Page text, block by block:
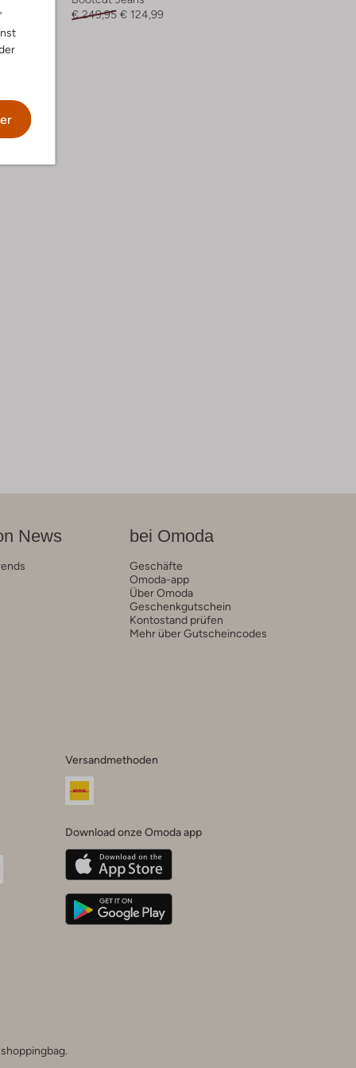
€ 249,95 € 124,99
News bei Omoda
Geschäfte
Omoda-app
Über Omoda
Geschenkgutschein
Kontostand prüfen
Mehr über Gutscheincodes
Versandmethoden
Download onze Omoda app